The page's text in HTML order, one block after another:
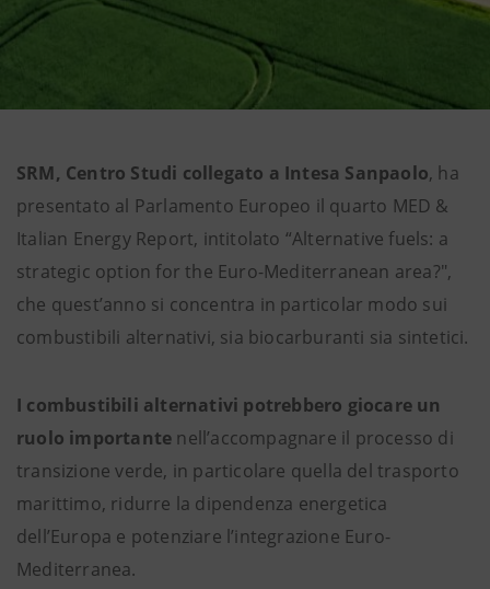
SRM, Centro Studi collegato a Intesa Sanpaolo, ha
presentato al Parlamento Europeo il quarto MED &
Italian Energy Report, intitolato “Alternative fuels: a
strategic option for the Euro-Mediterranean area?",
che quest’anno si concentra in particolar modo sui
combustibili alternativi, sia biocarburanti sia sintetici.
I combustibili alternativi potrebbero giocare un
ruolo importante nell’accompagnare il processo di
transizione verde, in particolare quella del trasporto
marittimo, ridurre la dipendenza energetica
dell’Europa e potenziare l’integrazione Euro-
Mediterranea.